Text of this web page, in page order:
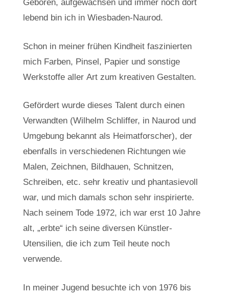
Geboren, aufgewachsen und immer noch dort
lebend bin ich in Wiesbaden-Naurod.
Schon in meiner frühen Kindheit faszinierten
mich Farben, Pinsel, Papier und sonstige
Werkstoffe aller Art zum kreativen Gestalten.
Gefördert wurde dieses Talent durch einen
Verwandten (Wilhelm Schliffer, in Naurod und
Umgebung bekannt als Heimatforscher), der
ebenfalls in verschiedenen Richtungen wie
Malen, Zeichnen, Bildhauen, Schnitzen,
Schreiben, etc. sehr kreativ und phantasievoll
war, und mich damals schon sehr inspirierte.
Nach seinem Tode 1972, ich war erst 10 Jahre
alt, „erbte“ ich seine diversen Künstler-
Utensilien, die ich zum Teil heute noch
verwende.
In meiner Jugend besuchte ich von 1976 bis